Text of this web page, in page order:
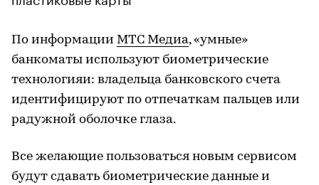
По информации МТС Медиа, «умные»
банкоматы используют биометрические
технологияи: владельца банковского счета
идентифицируют по отпечаткам пальцев или
радужной оболочке глаза.
Все желающие пользоваться новым сервисом
будут сдавать биометрические данные и